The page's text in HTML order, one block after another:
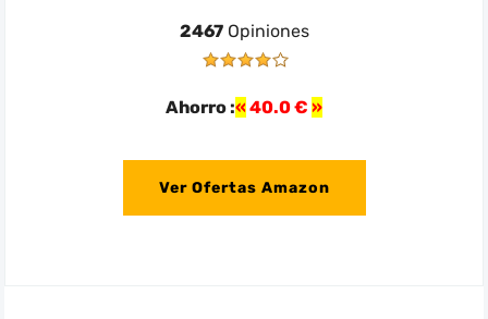
2467Opiniones
Ahorro : 40.0 €
Ver Ofertas Amazon